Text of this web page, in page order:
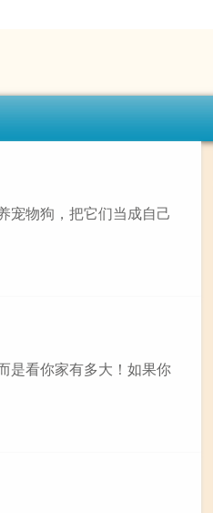
宠物狗，把它们当成自己
是看你家有多大！如果你